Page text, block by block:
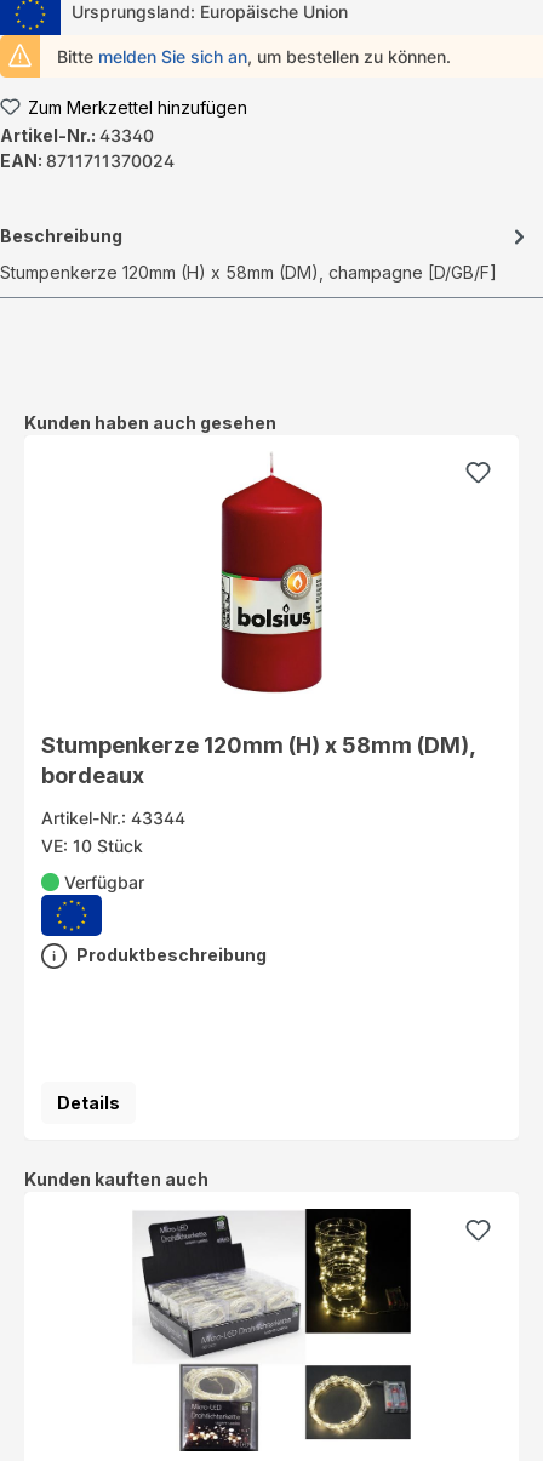
Ursprungsland: Europäische Union
Bitte melden Sie sich an, um bestellen zu können.
Zum Merkzettel hinzufügen
Artikel-Nr.: 43340
EAN: 8711711370024
Beschreibung
Stumpenkerze 120mm (H) x 58mm (DM), champagne [D/GB/F]
Produktgalerie überspringen
Kunden haben auch gesehen
Stumpenkerze 120mm (H) x 58mm (DM),
bordeaux
Artikel-Nr.: 43344
VE: 10 Stück
Verfügbar
Produktbeschreibung
Details
Produktgalerie überspringen
Kunden kauften auch